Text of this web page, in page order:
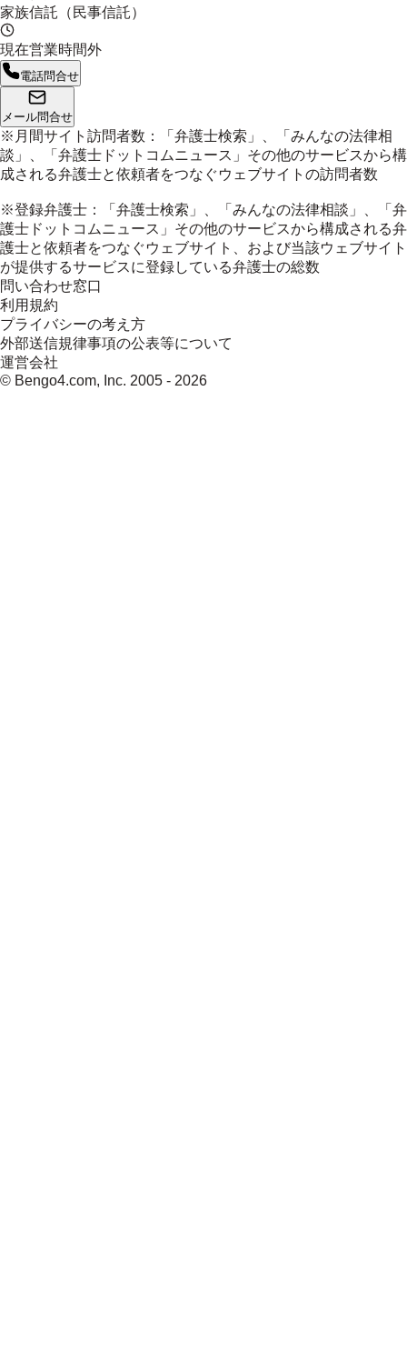
家族信託（民事信託）
現在営業時間外
電話問合せ
メール問合せ
※月間サイト訪問者数：「弁護士検索」、「みんなの法律相
談」、「弁護士ドットコムニュース」その他のサービスから構
成される弁護士と依頼者をつなぐウェブサイトの訪問者数
※登録弁護士：「弁護士検索」、「みんなの法律相談」、「弁
護士ドットコムニュース」その他のサービスから構成される弁
護士と依頼者をつなぐウェブサイト、および当該ウェブサイト
が提供するサービスに登録している弁護士の総数
問い合わせ窓口
利用規約
プライバシーの考え方
外部送信規律事項の公表等について
運営会社
© Bengo4.com, Inc. 2005 - 2026